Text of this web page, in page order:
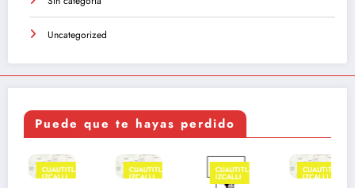
Uncategorized
Puede que te hayas perdido
CUAUTITLÁN
IZCALLI
CUAUTITLÁN
IZCALLI
CUAUTITLÁN
IZCALLI
CUAUTITLÁN
IZCALLI